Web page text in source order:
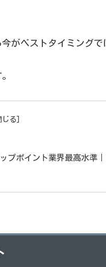
がベストタイミングで
プポイント業界最高水準